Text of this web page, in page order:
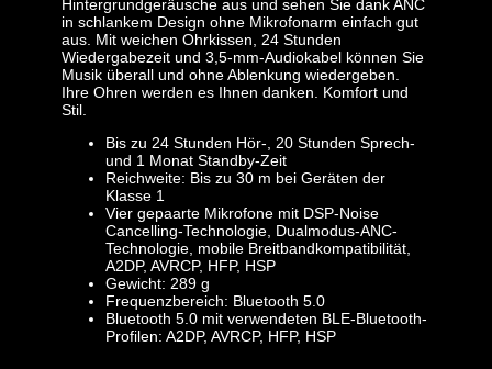
Hintergrundgeräusche aus und sehen Sie dank ANC
in schlankem Design ohne Mikrofonarm einfach gut
aus. Mit weichen Ohrkissen, 24 Stunden
Wiedergabezeit und 3,5-mm-Audiokabel können Sie
Musik überall und ohne Ablenkung wiedergeben.
Ihre Ohren werden es Ihnen danken. Komfort und
Stil.
Bis zu 24 Stunden Hör-, 20 Stunden Sprech-
und 1 Monat Standby-Zeit
Reichweite: Bis zu 30 m bei Geräten der
Klasse 1
Vier gepaarte Mikrofone mit DSP-Noise
Cancelling-Technologie, Dualmodus-ANC-
Technologie, mobile Breitbandkompatibilität,
A2DP, AVRCP, HFP, HSP
Gewicht: 289 g
Frequenzbereich: Bluetooth 5.0
Bluetooth 5.0 mit verwendeten BLE-Bluetooth-
Profilen: A2DP, AVRCP, HFP, HSP